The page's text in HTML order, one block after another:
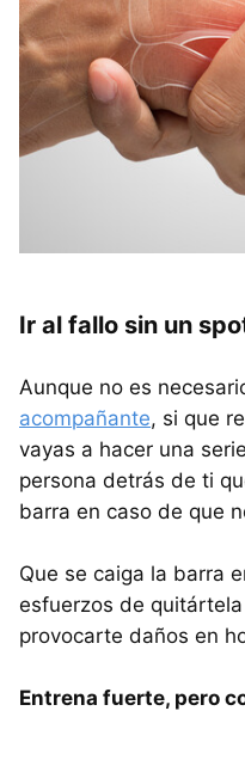
Ir al fallo sin un
Aunque no es
acompañante, si que
vayas a hacer una
persona detrás de ti
barra en caso de que
Que se caiga la barra
esfuerzos de
provocarte daños en
Entrena fuerte, pero